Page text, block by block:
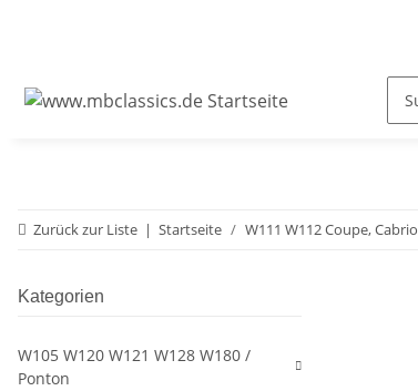
Zurück zur Liste Startseite W111 W112 Coupe, Cabrio
Kategorien
W105 W120 W121 W128 W180 /
Ponton